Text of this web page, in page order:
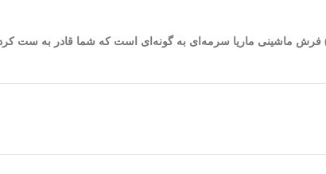
رنگ بندی و طراحی (وجود برجستگی) فرش ماشینی ماریا سرمه‌ای به گونه‌ای است که شما قادر